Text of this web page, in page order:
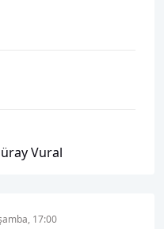
Vural
17:00